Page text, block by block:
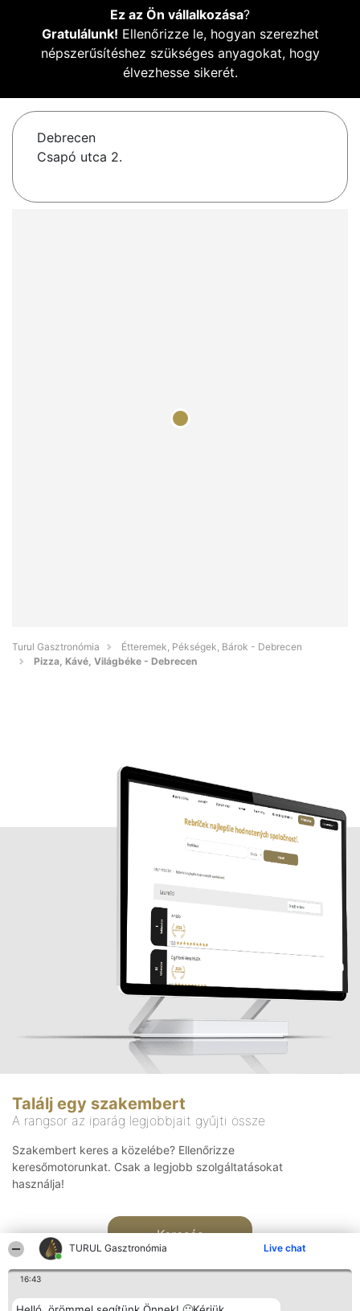
TURUL Gasztronómia Live chat
16:43
Ez az Ön vállalkozása?
Gratulálunk! Ellenőrizze le, hogyan szerezhet
népszerűsítéshez szükséges anyagokat, hogy
élvezhesse sikerét.
Debrecen
Csapó utca 2.
Turul Gasztronómia
Étteremek, Pékségek, Bárok - Debrecen
Pizza, Kávé, Világbéke - Debrecen
Találj egy szakembert
A rangsor az iparág legjobbjait gyűjti össze
Szakembert keres a közelébe? Ellenőrizze
keresőmotorunkat. Csak a legjobb szolgáltatásokat
használja!
Keresés